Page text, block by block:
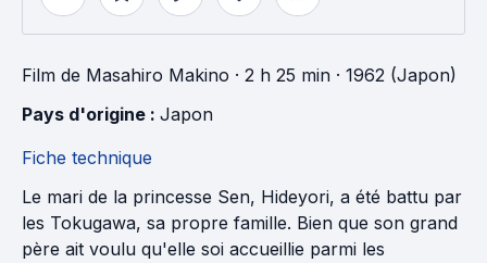
Film de Masahiro Makino · 2 h 25 min · 1962 (Japon)
Pays d'origine : Japon
Fiche technique
Le mari de la princesse Sen, Hideyori, a été battu par
les Tokugawa, sa propre famille. Bien que son grand
père ait voulu qu'elle soi accueillie parmi les